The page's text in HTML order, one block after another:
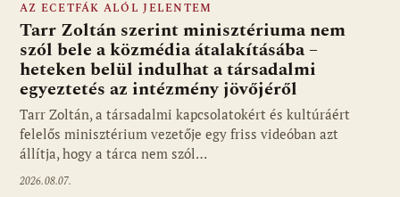
Fotó: media1.hu
AZ ECETFÁK ALÓL JELENTEM
Tarr Zoltán szerint minisztériuma nem
szól bele a közmédia átalakításába –
heteken belül indulhat a társadalmi
egyeztetés az intézmény jövőjéről
Tarr Zoltán, a társadalmi kapcsolatokért és kultúráért
felelős minisztérium vezetője egy friss videóban azt
állítja, hogy a tárca nem szól…
2026.08.07.